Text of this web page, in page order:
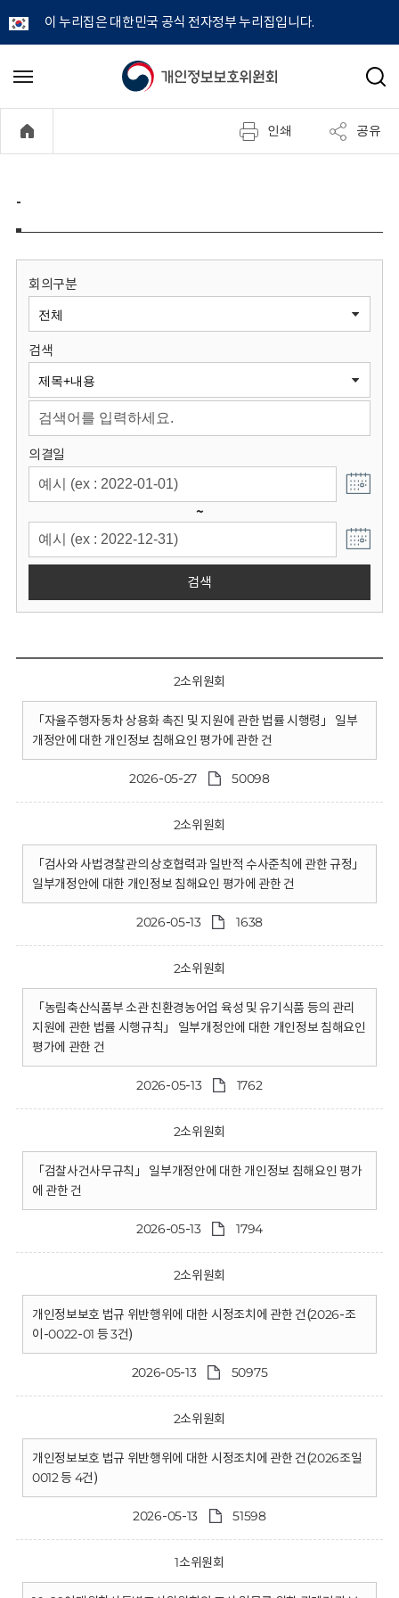
이 누리집은 대한민국 공식 전자정부 누리집입니다.
개
정
보
원
회
메
기
검
인쇄 공유
-
회의구분
검색
의결일
~
검색
2소위원회
「자율주행자동차 상용화 촉진 및 지원에 관한 법률 시행령」 일부
개정안에 대한 개인정보 침해요인 평가에 관한 건
2026-05-27 50098
2소위원회
「검사와 사법경찰관의 상호협력과 일반적 수사준칙에 관한 규정」
일부개정안에 대한 개인정보 침해요인 평가에 관한 건
2026-05-13 1638
2소위원회
「농림축산식품부 소관 친환경농어업 육성 및 유기식품 등의 관리
지원에 관한 법률 시행규칙」 일부개정안에 대한 개인정보 침해요인
평가에 관한 건
2026-05-13 1762
2소위원회
「검찰사건사무규칙」 일부개정안에 대한 개인정보 침해요인 평가
에 관한 건
2026-05-13 1794
2소위원회
개인정보보호 법규 위반행위에 대한 시정조치에 관한 건(2026-조
이-0022-01 등 3건)
2026-05-13 50975
2소위원회
개인정보보호 법규 위반행위에 대한 시정조치에 관한 건(2026조일
0012 등 4건)
2026-05-13 51598
1소위원회